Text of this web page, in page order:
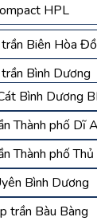
HPL
Biên Hòa
Bình Dương
Bình Dương
Thành phố Dĩ
Thành phố
Bình Dương
trần Bàu Bàng